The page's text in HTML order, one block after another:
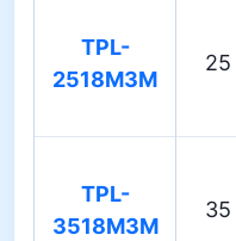
TPL-
2518M3M
25
TPL-
3518M3M
35